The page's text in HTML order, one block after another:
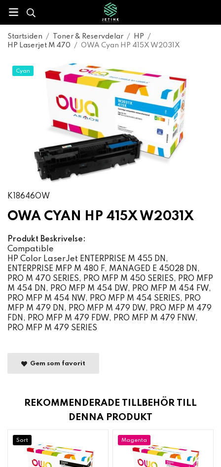
Startsiden / Toner & Reservdelar / HP
/
HP Laserjet M 470
/ OWA Cyan HP 415X W2031X
Cyan
K18646OW
OWA CYAN HP 415X W2031X
Produkt Beskrivelse:
Compatible
HP Color LaserJet ENTERPRISE M 455 DN,
ENTERPRISE MFP M 480 F, MANAGED E 45028 DN,
PRO M 470 SERIES, PRO MFP M 450 SERIES, PRO MFP
M 454 DN, PRO MFP M 454 DW, PRO MFP M 454 FW,
PRO MFP M 454 NW, PRO MFP M 454 SERIES, PRO
MFP M 479 DN, PRO MFP M 479 DW, PRO MFP M 479
FDN, PRO MFP M 479 FDW, PRO MFP M 479 FNW,
PRO MFP M 479 SERIES
Gem som favorit
REKOMMENDERADE TILLBEHÖR TILL
DENNA PRODUKT
Sort Magenta